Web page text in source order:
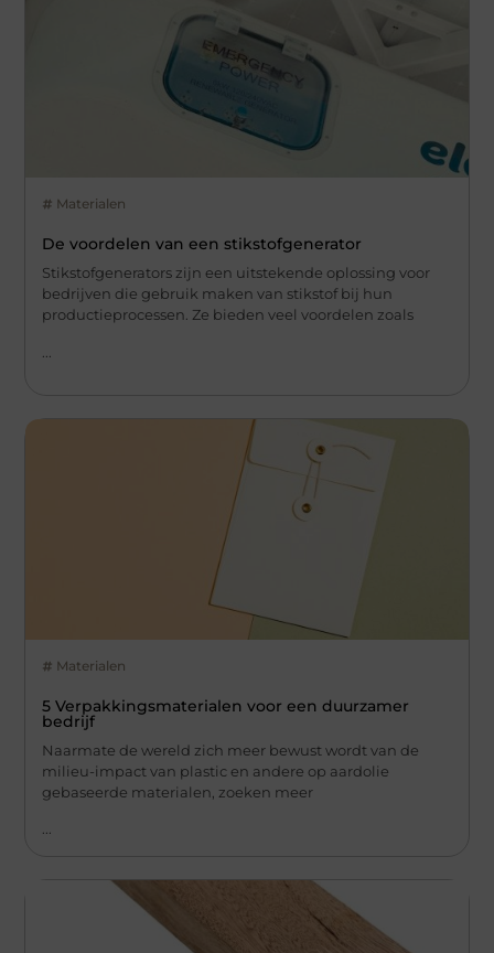
Materialen
De voordelen van een stikstofgenerator
Stikstofgenerators zijn een uitstekende oplossing voor
bedrijven die gebruik maken van stikstof bij hun
productieprocessen. Ze bieden veel voordelen zoals
Materialen
5 Verpakkingsmaterialen voor een duurzamer
bedrijf
Naarmate de wereld zich meer bewust wordt van de
milieu-impact van plastic en andere op aardolie
gebaseerde materialen, zoeken meer